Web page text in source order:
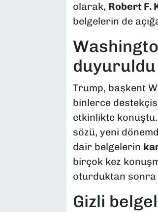
olarak, Robert F.
belgelerin de
duyuruldu
Trump, başkent
binlerce
etkinlikte
sözü, yeni
dair belgelerin
birçok kez
oturduktan sonra
Gizli